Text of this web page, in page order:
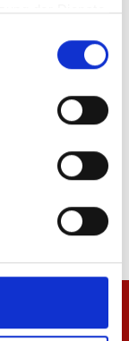
der Dienste
Zip Jacke Essentials